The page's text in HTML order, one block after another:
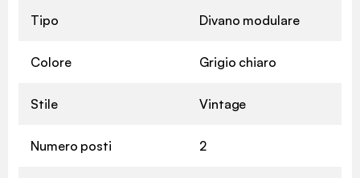
Tipo Divano modulare
Colore Grigio chiaro
Stile Vintage
Numero posti 2